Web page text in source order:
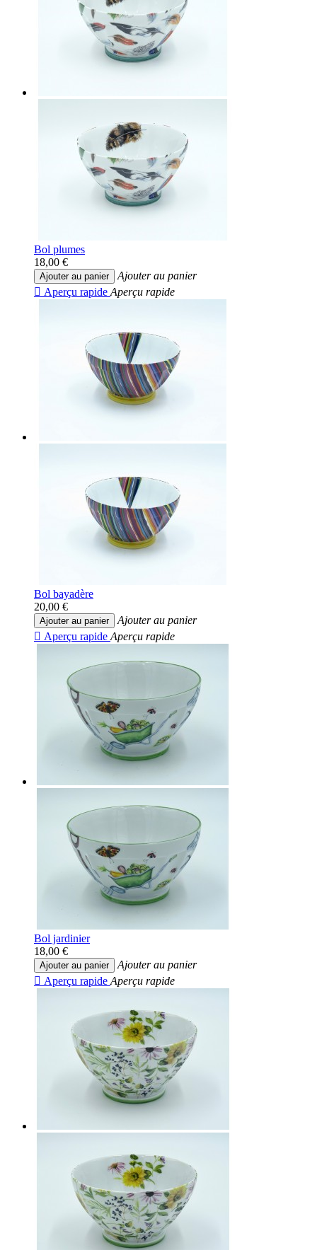
Bol plumes
18,00 €
Ajouter au panier
Ajouter au panier
 Aperçu rapide Aperçu rapide
Bol bayadère
20,00 €
Ajouter au panier
Ajouter au panier
 Aperçu rapide Aperçu rapide
Bol jardinier
18,00 €
Ajouter au panier
Ajouter au panier
 Aperçu rapide Aperçu rapide